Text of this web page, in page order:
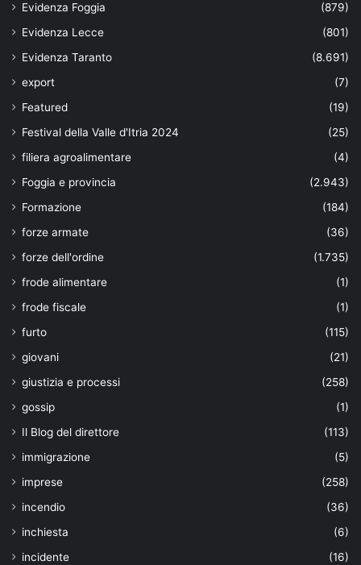
Evidenza Foggia
(879)
Evidenza Lecce
(801)
Evidenza Taranto
(8.691)
export
(7)
Featured
(19)
Festival della Valle d'Itria 2024
(25)
filiera agroalimentare
(4)
Foggia e provincia
(2.943)
Formazione
(184)
forze armate
(36)
forze dell'ordine
(1.735)
frode alimentare
(1)
frode fiscale
(1)
furto
(115)
giovani
(21)
giustizia e processi
(258)
gossip
(1)
Il Blog del direttore
(113)
immigrazione
(5)
imprese
(258)
incendio
(36)
inchiesta
(6)
incidente
(16)